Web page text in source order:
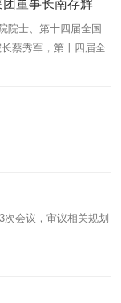
董事长南存辉
院士、第十四届全国
蔡秀军，第十四届全
，围绕建设国家区域
会议，审议相关规划